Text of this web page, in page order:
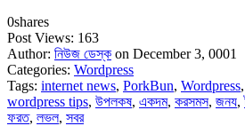
0shares
Post Views: 163
Author: নিউজ ডেস্ক on December 3, 0001
Categories: Wordpress
Tags: internet news, PorkBun, Wordpress,
wordpress tips, উপলকষ, একদম, করসমস, জনয,
ফরত, লভল, সবর